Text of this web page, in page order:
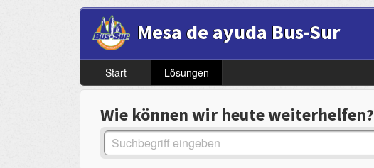
Mesa de ayuda Bus-Sur
Start Lösungen
Wie können wir heute weiterhelfen?